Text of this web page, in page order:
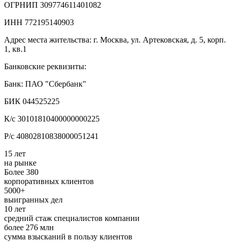
ОГРНИП 309774611401082
ИНН 772195140903
Адрес места жительства: г. Москва, ул. Артековская, д. 5, корп.
1, кв.1
Банковские реквизиты:
Банк: ПАО "Сбербанк"
БИК 044525225
К/с 30101810400000000225
Р/с 40802810838000051241
15 лет
на рынке
Более 380
корпоративных клиентов
5000+
выигранных дел
10 лет
средний стаж специалистов компании
более 276 млн
сумма взысканий в пользу клиентов